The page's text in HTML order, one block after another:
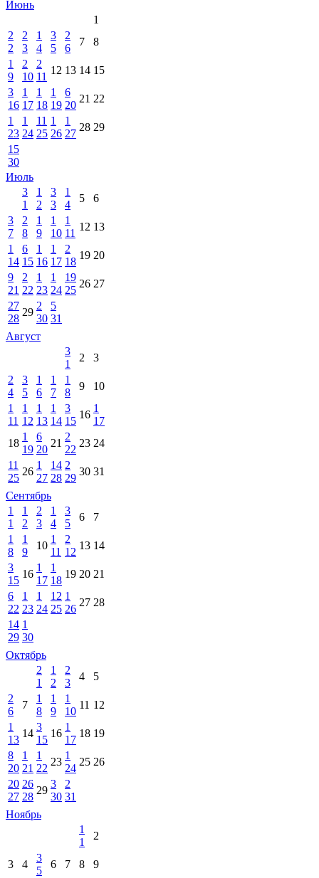
Июнь
1
2
2
2
3
1
4
3
5
2
6
7
8
1
9
2
10
2
11
12 13 14 15
3
16
1
17
1
18
1
19
6
20
21 22
1
23
1
24
11
25
1
26
1
27
28 29
15
30
Июль
3
1
1
2
3
3
1
4
5
6
3
7
2
8
1
9
1
10
1
11
12 13
1
14
6
15
1
16
1
17
2
18
19 20
9
21
2
22
1
23
1
24
19
25
26 27
27
28
29
2
30
5
31
Август
3
1
2
3
2
4
3
5
1
6
1
7
1
8
9
10
1
11
1
12
1
13
1
14
3
15
16
1
17
18
1
19
6
20
21
2
22
23 24
11
25
26
1
27
14
28
2
29
30 31
Сентябрь
1
1
1
2
2
3
1
4
3
5
6
7
1
8
1
9
10
1
11
2
12
13 14
3
15
16
1
17
1
18
19 20 21
6
22
1
23
1
24
12
25
1
26
27 28
14
29
1
30
Октябрь
2
1
1
2
2
3
4
5
2
6
7
1
8
1
9
1
10
11 12
1
13
14
3
15
16
1
17
18 19
8
20
1
21
1
22
23
1
24
25 26
20
27
26
28
29
3
30
2
31
Ноябрь
1
1
2
3 4
3
5
6 7 8 9